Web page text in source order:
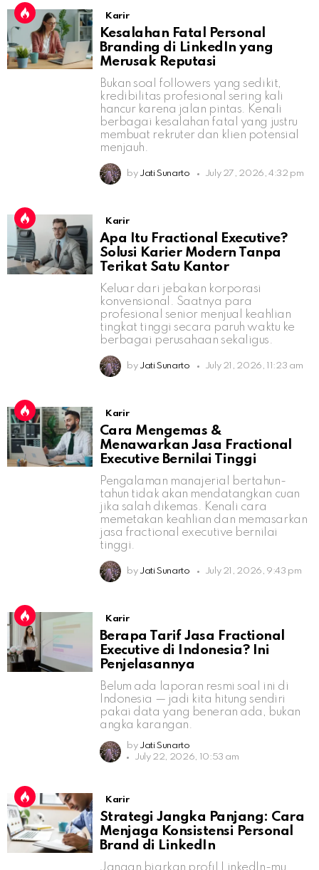
Karir
Kesalahan Fatal Personal
Branding di LinkedIn yang
Merusak Reputasi
Bukan soal followers yang sedikit,
kredibilitas profesional sering kali
hancur karena jalan pintas. Kenali
berbagai kesalahan fatal yang justru
membuat rekruter dan klien potensial
menjauh.
by Jati Sunarto July 27, 2026, 4:32 pm
Karir
Apa Itu Fractional Executive?
Solusi Karier Modern Tanpa
Terikat Satu Kantor
Keluar dari jebakan korporasi
konvensional. Saatnya para
profesional senior menjual keahlian
tingkat tinggi secara paruh waktu ke
berbagai perusahaan sekaligus.
by Jati Sunarto July 21, 2026, 11:23 am
Karir
Cara Mengemas &
Menawarkan Jasa Fractional
Executive Bernilai Tinggi
Pengalaman manajerial bertahun-
tahun tidak akan mendatangkan cuan
jika salah dikemas. Kenali cara
memetakan keahlian dan memasarkan
jasa fractional executive bernilai
tinggi.
by Jati Sunarto July 21, 2026, 9:43 pm
Karir
Berapa Tarif Jasa Fractional
Executive di Indonesia? Ini
Penjelasannya
Belum ada laporan resmi soal ini di
Indonesia — jadi kita hitung sendiri
pakai data yang beneran ada, bukan
angka karangan.
by Jati Sunarto
July 22, 2026, 10:53 am
Karir
Strategi Jangka Panjang: Cara
Menjaga Konsistensi Personal
Brand di LinkedIn